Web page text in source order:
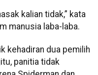
kalian tidak,” kata
manusia laba-laba.
kehadiran dua pemilih
panitia tidak